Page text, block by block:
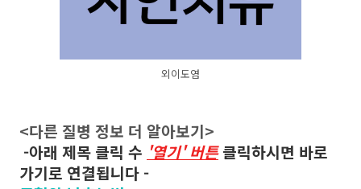
외이도염
<다른 질병 정보 더 알아보기>
-아래 제목 클릭 수 '열기' 버튼 클릭하시면 바로
가기로 연결됩니다 -